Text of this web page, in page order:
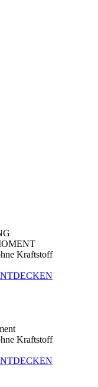
Kraftstoff
Kraftstoff